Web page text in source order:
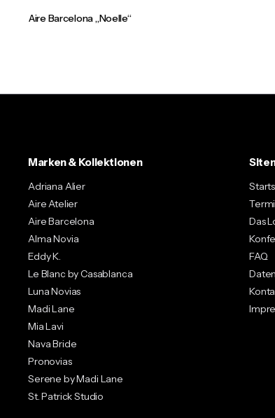
Aire Barcelona „Noelle“
Marken & Kollektionen
Adriana Alier
Aire Atelier
Aire Barcelona
Alma Novia
Eddy K.
Le Blanc by Casablanca
Luna Novias
Madi Lane
Mia Lavi
Nava Bride
Pronovias
Serene by Madi Lane
St. Patrick Studio
Das
FAQ